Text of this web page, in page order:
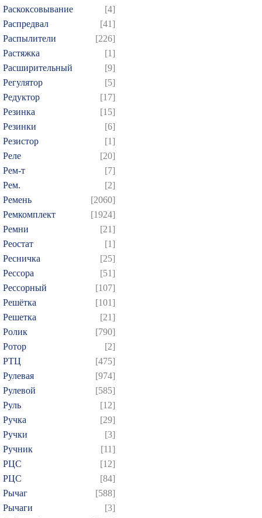
Раскоксовывание
[4]
Распредвал
[41]
Распылители
[226]
Растяжка
[1]
Расширительный
[9]
Регулятор
[5]
Редуктор
[17]
Резинка
[15]
Резинки
[6]
Резистор
[1]
Реле
[20]
Рем-т
[7]
Рем.
[2]
Ремень
[2060]
Ремкомплект
[1924]
Ремни
[21]
Реостат
[1]
Ресничка
[25]
Рессора
[51]
Рессорный
[107]
Решётка
[101]
Решетка
[21]
Ролик
[790]
Ротор
[2]
РТЦ
[475]
Рулевая
[974]
Рулевой
[585]
Руль
[12]
Ручка
[29]
Ручки
[3]
Ручник
[11]
РЦC
[12]
РЦС
[84]
Рычаг
[588]
Рычаги
[3]